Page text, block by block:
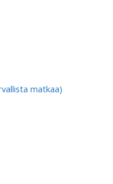
matkaa)